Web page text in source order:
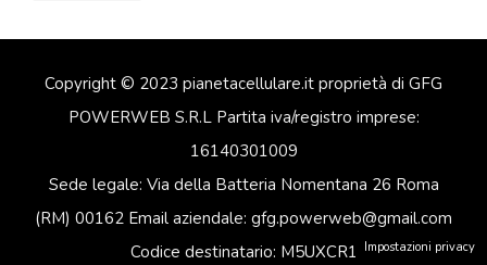
Copyright © 2023 pianetacellulare.it proprietà di GFG
POWERWEB S.R.L Partita iva/registro imprese:
16140301009
Sede legale: Via della Batteria Nomentana 26 Roma
(RM) 00162 Email aziendale: gfg.powerweb@gmail.com
Codice destinatario: M5UXCR1 Impostazioni privacy